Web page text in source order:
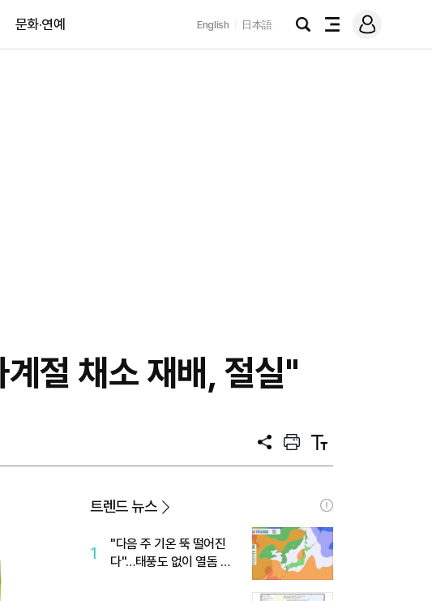
문화·연예 English 日本語
검
전
메
그
절 채소 재배, 절실"
공
프
트
텍
트
트렌드 뉴스
1
"다음 주 기온 뚝 떨어진
다"…태풍도 없이 열돔 박